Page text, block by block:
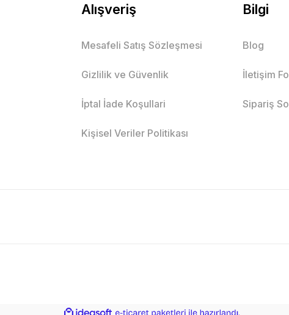
Alışveriş
Mesafeli Satış Sözleşmesi
Gizlilik ve Güvenlik
İptal İade Koşullari
Kişisel Veriler Politikası
Bilgi
Blog
İletişim
Sipariş
ideasoft e-